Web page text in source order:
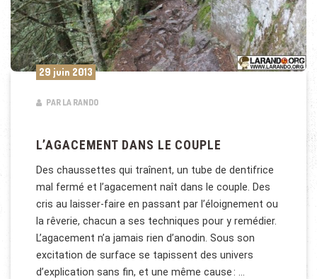
29 juin 2013
PAR LA RANDO
L’AGACEMENT DANS LE COUPLE
Des chaussettes qui traînent, un tube de dentifrice
mal fer­mé et l’agacement naît dans le couple. Des
cris au laisser-faire en passant par l’éloignement ou
la rêverie, chacun a ses techniques pour y remédier.
L’agacement n’a jamais rien d’anodin. Sous son
excitation de surface se tapissent des univers
d’explication sans fin, et une même cause : …